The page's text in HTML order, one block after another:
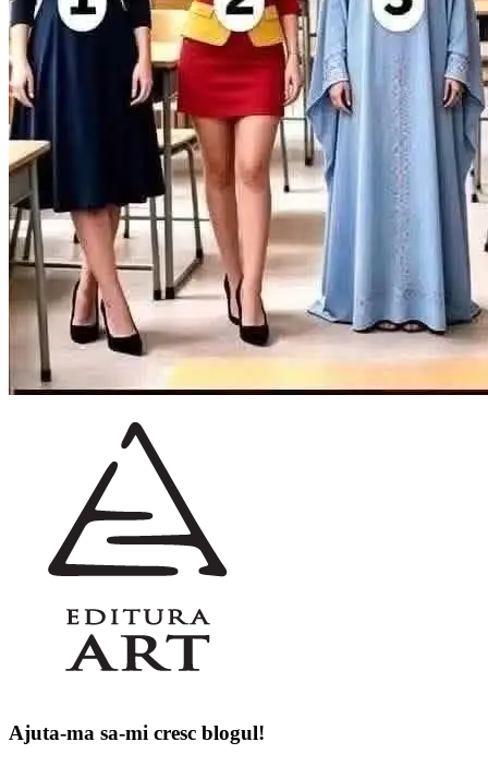
Ajuta-ma sa-mi cresc blogul!